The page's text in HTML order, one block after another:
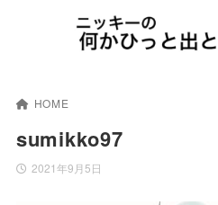
HOME
sumikko97
2021年9月5日